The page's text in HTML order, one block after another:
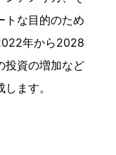
トな目的のため
年から2028
投資の増加など
ます。